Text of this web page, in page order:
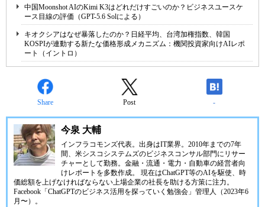
中国Moonshot AIのKimi K3はどれだけすごいのか？ビジネスユースケ
ース目線の評価（GPT-5.6 Solによる）
キオクシアはなぜ暴落したのか？日経平均、台湾加権指数、韓国
KOSPIが連動する新たな価格形成メカニズム：機関投資家向けAIレポ
ート（イントロ）
Share Post -
今泉 大輔
インフラコモンズ代表。出身はIT業界。2010年までの7年
間、米シスコシステムズのビジネスコンサル部門にリサー
チャーとして勤務。金融・流通・電力・自動車の経営者向
けレポートを多数作成。 現在はChatGPT等のAIを駆使、時
価総額を上げなければならない上場企業の社長を助ける方策に注力。
Facebook「ChatGPTのビジネス活用を探っていく勉強会」管理人（2023年6
月〜）。